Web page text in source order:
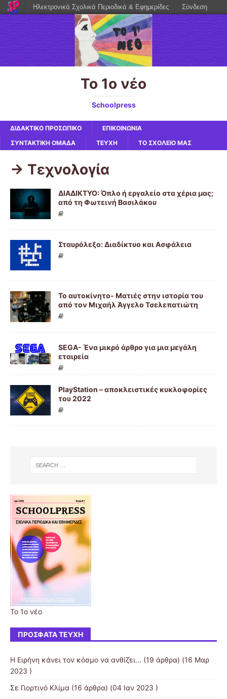
Το 1ο νέο
Schoolpress
ΔΙΔΑΚΤΙΚΟ ΠΡΟΣΩΠΙΚΟ
ΕΠΙΚΟΙΝΩΝΙΑ
ΣΥΝΤΑΚΤΙΚΗ ΟΜΑΔΑ
ΤΕΥΧΗ ΤΟ ΣΧΟΛΕΙΟ ΜΑΣ
-> Τεχνολογία
ΔΙΑΔΙΚΤΥΟ: Όπλο ή εργαλείο στα χέρια μας;
από τη Φωτεινή Βασιλάκου
Σταυρόλεξο: Διαδίκτυο και Ασφάλεια
Το αυτοκίνητο- Ματιές στην ιστορία του
από τον Μιχαήλ Άγγελο Τσελεπατιώτη
SEGA- Ένα μικρό άρθρο για μια μεγάλη
εταιρεία
PlayStation – αποκλειστικές κυκλοφορίες
του 2022
Το 1ο νέο
ΠΡΌΣΦΑΤΑ ΤΕΎΧΗ
Η Ειρήνη κάνει τον κόσμο να ανθίζει... (19 άρθρα) (16 Μαρ
2023 )
Σε Γιορτινό Κλίμα (16 άρθρα) (04 Ιαν 2023 )
Ηλεκτρονικά Σχολικά Περιοδικά & Εφημερίδες Σύνδεση